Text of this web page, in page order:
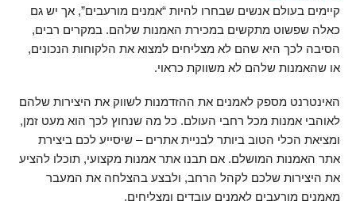
קיימים בעולם אנשים שבחרו להיות “אמנים מורעבים”, אך יש גם
כאלה שפשוט מתקשים במכירת האמנות שלהם. במקרים רבים,
הסיבה לכך היא שהם לא מצליחים למצוא את הלקוחות הנכונים,
או שהאמנות שלהם לא משווקת כראוי.
האינטרנט מספק לאמנים את ההזדמנות לשווק את היצירות שלהם
לאוהבי אמנות מכל רחבי העולם. כל מה שנחוץ לכך הוא מעט זמן,
ומציאת הכלי הטוב ביותר לבניית אתרים – שיסייע לכם ביצירת
אתר האמנות המושלם. אם תבנו אתר אמנות מקצועי, תוכלו להציע
את היצירות שלכם לקהל הרחב, ולבצע בהצלחה את המעבר
מאמנים מורעבים לאמנים עובדים ומצליחים.